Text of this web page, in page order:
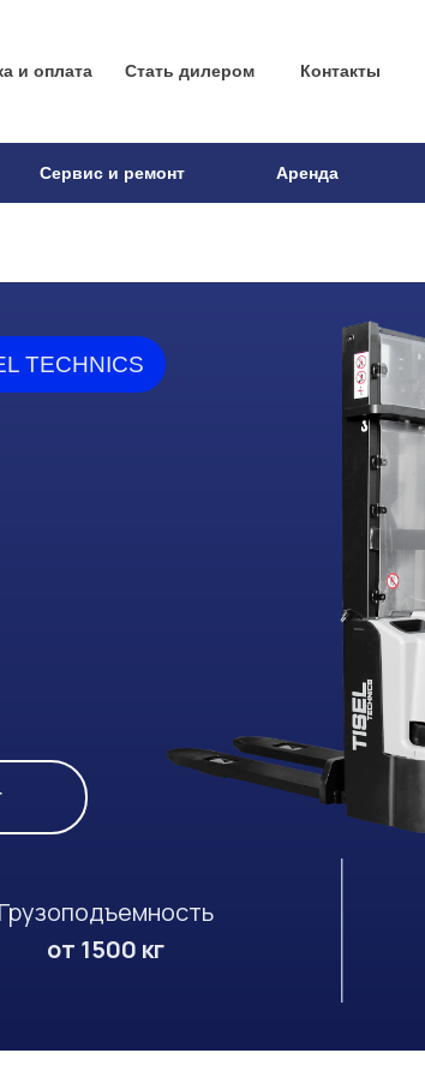
Аренда
Сервис и ремонт
Контакты
Стать дилером
и оплата
Грузоподъемность
от 1500 кг